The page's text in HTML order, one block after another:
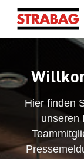
Hier finden
unseren